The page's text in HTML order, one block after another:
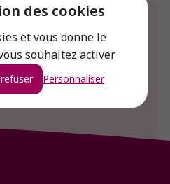
des cookies
et vous donne le
souhaitez activer
Personnaliser
de ce produit ?
compte